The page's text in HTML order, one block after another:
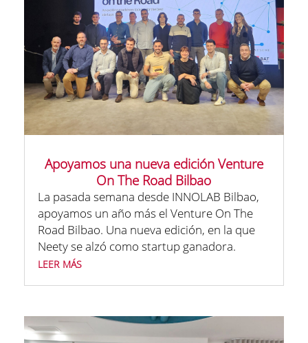
Apoyamos una nueva edición Venture
On The Road Bilbao
La pasada semana desde INNOLAB Bilbao,
apoyamos un año más el Venture On The
Road Bilbao. Una nueva edición, en la que
Neety se alzó como startup ganadora.
leer más